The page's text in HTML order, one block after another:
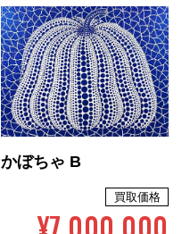
かぼちゃ B
買取価格